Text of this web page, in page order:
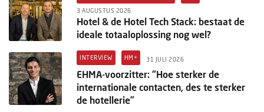
3 AUGUSTUS 2026
Hotel & de Hotel Tech Stack: bestaat de
ideale totaaloplossing nog wel?
INTERVIEW HM+ 31 JULI 2026
EHMA-voorzitter: “Hoe sterker de
internationale contacten, des te sterker
de hotellerie”